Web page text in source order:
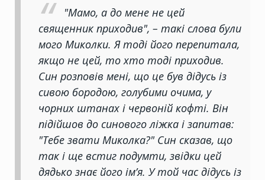
"Мамо, а до мене не цей
священник приходив", – такі слова були
мого Миколки. Я тоді його перепитала,
якщо не цей, то хто тоді приходив.
Син розповів мені, що це був дідусь із
сивою бородою, голубими очима, у
чорних штанах і червоній кофті. Він
підійшов до синового ліжка і запитав:
"Тебе звати Миколка?" Син сказав, що
так і ще встиг подумти, звідки цей
дядько знає його ім’я. У той час дідусь із